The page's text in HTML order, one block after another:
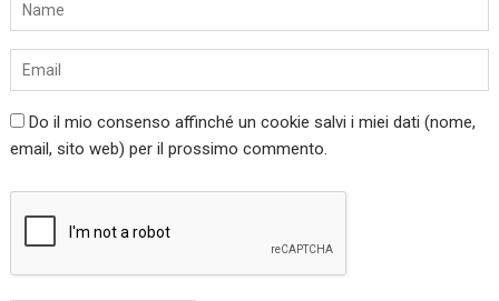
Do il mio consenso affinché un cookie salvi i miei dati (nome,
email, sito web) per il prossimo commento.